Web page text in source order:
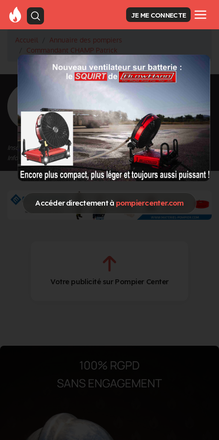
Accéder directement à pompiercenter.com
JE ME CONNECTE
Accueil
Annuaire des pompiers
Commandant CHAMP Patrick
Retour à la liste des pompiers
CHAMP Patrick
Grade : Commandant
Inscrit depuis le 11/09/2020 à 15:22
Informations mises à jour le 04/01/2023 à 11:27
Votre publicité sur Pompier Center